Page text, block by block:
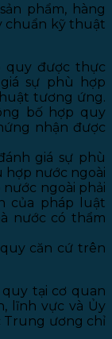
phẩm, hàng
chuẩn kỹ thuật
quy được thực
sự phù hợp
tương ứng.
bố hợp quy
nhận được
giá sự phù
hợp nước ngoài
ngoài phải
của pháp luật
nước có thẩm
căn cứ trên
tại cơ quan
lĩnh vực và Ủy
Trung ương chỉ